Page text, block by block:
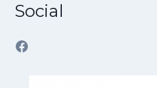
Social
Facebook